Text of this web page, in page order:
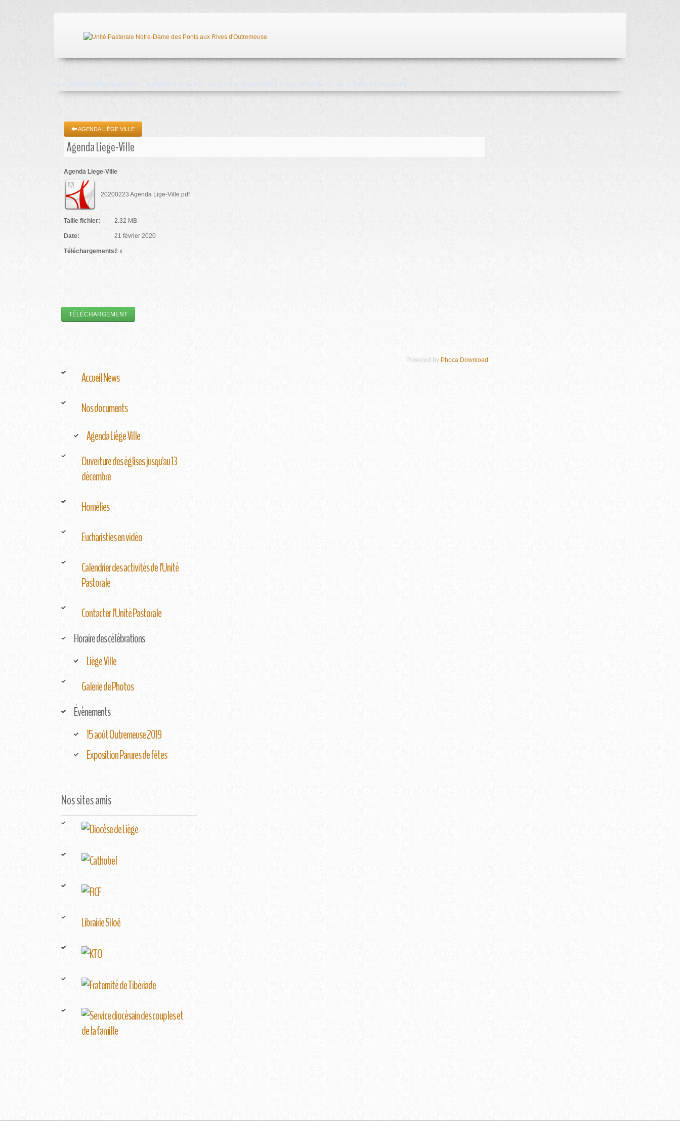
DES COMMUNAUTÉS ORGANISÉES... ... AU SERVICE DE LA FOI ... AU SERVICE DE LA LITURGIE ET DES SACREMENTS ... AU SERVICE DU PROCHAIN
AGENDA LIÈGE VILLE
Agenda Liege-Ville
Agenda Liege-Ville
20200223 Agenda Lige-Ville.pdf
Taille fichier: 2.32 MB
Date: 21 février 2020
Téléchargements:2 x
Powered by Phoca Download
Accueil News
Nos documents
Agenda Liège Ville
Ouverture des églises jusqu'au 13
décembre
Homélies
Eucharisties en vidéo
Calendrier des activités de l'Unité
Pastorale
Contacter l'Unité Pastorale
Horaire des célébrations
Liège Ville
Galerie de Photos
Évènements
15 août Outremeuse 2019
Exposition Parures de fêtes
Nos sites amis
Librairie Siloë